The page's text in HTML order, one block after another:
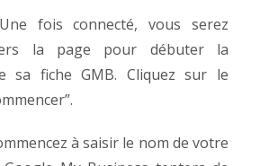
Une fois connecté, vous serez
la page pour débuter la
sa fiche GMB. Cliquez sur le
à saisir le nom de votre